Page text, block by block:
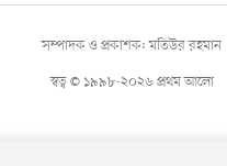
স্বত্ব © ১৯৯৮-২০২৬ প্রথম আলো
সম্পাদক ও প্রকাশক: মতিউর রহমান